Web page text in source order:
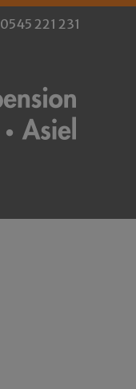
0545 221 231